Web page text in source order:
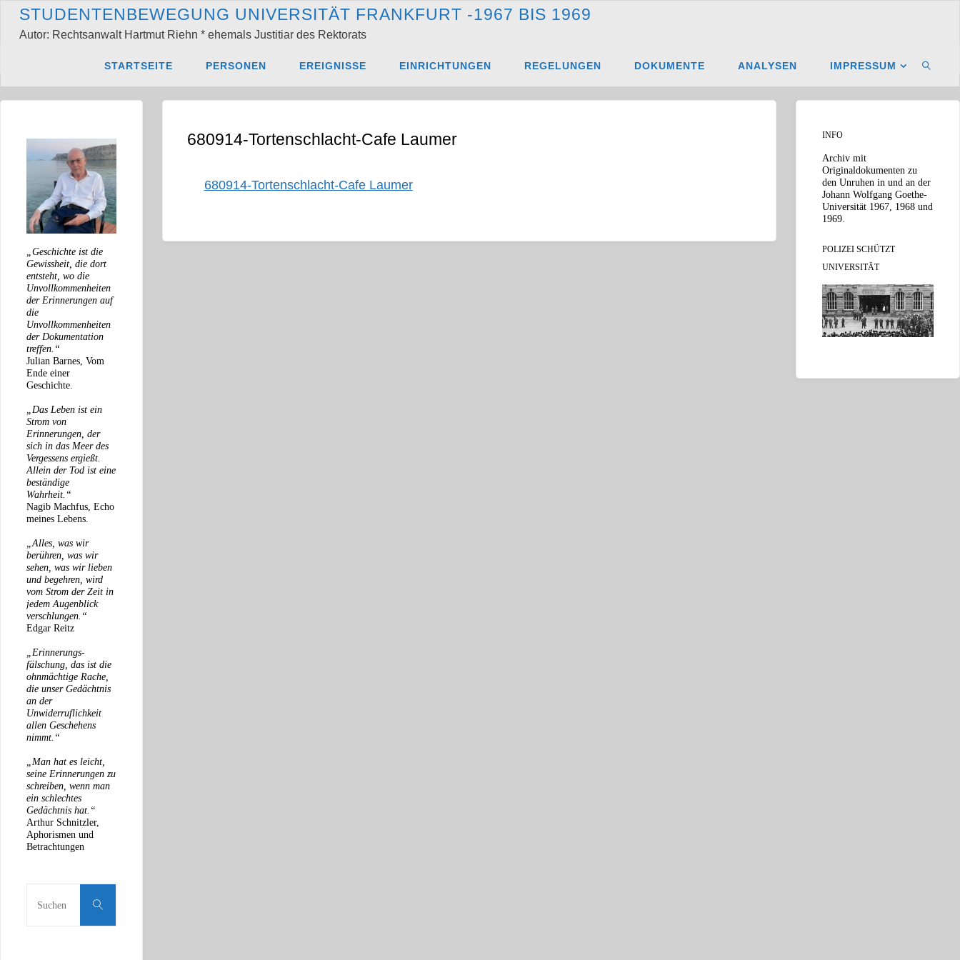
Zum
Inhalt
springen
STUDENTENBEWEGUNG UNIVERSITÄT FRANKFURT -1967 BIS 1969
Autor: Rechtsanwalt Hartmut Riehn * ehemals Justitiar des Rektorats
STARTSEITE PERSONEN EREIGNISSE EINRICHTUNGEN REGELUNGEN DOKUMENTE ANALYSEN IMPRESSUM
680914-Tortenschlacht-Cafe Laumer
680914-Tortenschlacht-Cafe Laumer
„Geschichte ist die
Gewissheit, die dort
entsteht, wo die
Unvollkommenheiten
der Erinnerungen auf
die
Unvollkommenheiten
der Dokumentation
treffen.“
Julian Barnes, Vom
Ende einer
Geschichte.
„Das Leben ist ein
Strom von
Erinnerungen, der
sich in das Meer des
Vergessens ergießt.
Allein der Tod ist eine
beständige
Wahrheit.“
Nagib Machfus, Echo
meines Lebens.
„Alles, was wir
berühren, was wir
sehen, was wir lieben
und begehren, wird
vom Strom der Zeit in
jedem Augenblick
verschlungen.“
Edgar Reitz
„Erinnerungs-
fälschung, das ist die
ohnmächtige Rache,
die unser Gedächtnis
an der
Unwiderruflichkeit
allen Geschehens
nimmt.“
„Man hat es leicht,
seine Erinnerungen zu
schreiben, wenn man
ein schlechtes
Gedächtnis hat.“
Arthur Schnitzler,
Aphorismen und
Betrachtungen
Suchen
INFO
Archiv mit
Originaldokumenten zu
den Unruhen in und an der
Johann Wolfgang Goethe-
Universität 1967, 1968 und
1969.
POLIZEI SCHÜTZT
UNIVERSITÄT